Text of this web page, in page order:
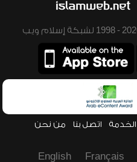
الخدمة اتصل بنا من نحن
Français
English